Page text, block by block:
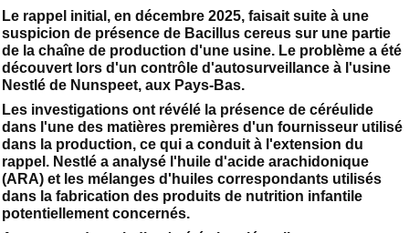
Le rappel initial, en décembre 2025, faisait suite à une
suspicion de présence de Bacillus cereus sur une partie
de la chaîne de production d'une usine. Le problème a été
découvert lors d'un contrôle d'autosurveillance à l'usine
Nestlé de Nunspeet, aux Pays-Bas.
Les investigations ont révélé la présence de céréulide
dans l'une des matières premières d'un fournisseur utilisé
dans la production, ce qui a conduit à l'extension du
rappel. Nestlé a analysé l'huile d'acide arachidonique
(ARA) et les mélanges d'huiles correspondants utilisés
dans la fabrication des produits de nutrition infantile
potentiellement concernés.